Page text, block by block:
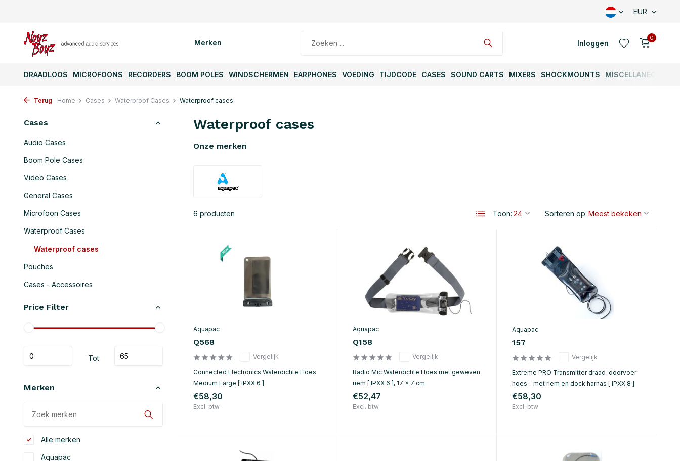
EUR
Merken Inloggen
0
DRAADLOOS MICROFOONS RECORDERS BOOM POLES WINDSCHERMEN EARPHONES VOEDING TIJDCODE CASES SOUND CARTS MIXERS SHOCKMOUNTS MISCELLANEOUS
Terug Home Cases Waterproof Cases Waterproof cases
Cases
Audio Cases
Boom Pole Cases
Video Cases
General Cases
Microfoon Cases
Waterproof Cases
Waterproof cases
Pouches
Cases - Accessoires
Price Filter
Tot
Merken
Alle merken
Aquapac
Waterproof cases
Onze merken
6 producten Toon: Sorteren op:
Aquapac
Q568
Vergelijk
Connected Electronics Waterdichte Hoes
Medium Large [ IPXX 6 ]
€58,30
Excl. btw
Aquapac
Q158
Vergelijk
Radio Mic Waterdichte Hoes met geweven
riem [ IPXX 6 ], 17 x 7 cm
€52,47
Excl. btw
Aquapac
157
Vergelijk
Extreme PRO Transmitter draad-doorvoer
hoes - met riem en dock harnas [ IPXX 8 ]
€58,30
Excl. btw